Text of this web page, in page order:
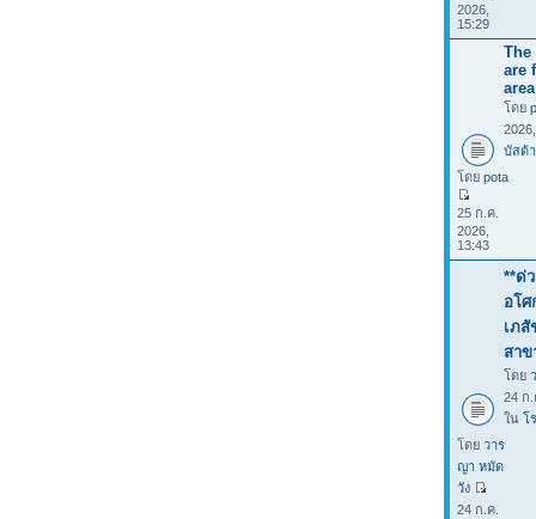
2026,
15:29
are
area
โดย
บัสต้า
โดย pota
25 ก.ค.
2026,
13:43
**ด่
อโ
เภสั
สาข
โดย
24 ก.
ใน โ
โดย วาร
ญา หมัด
วัง
24 ก.ค.